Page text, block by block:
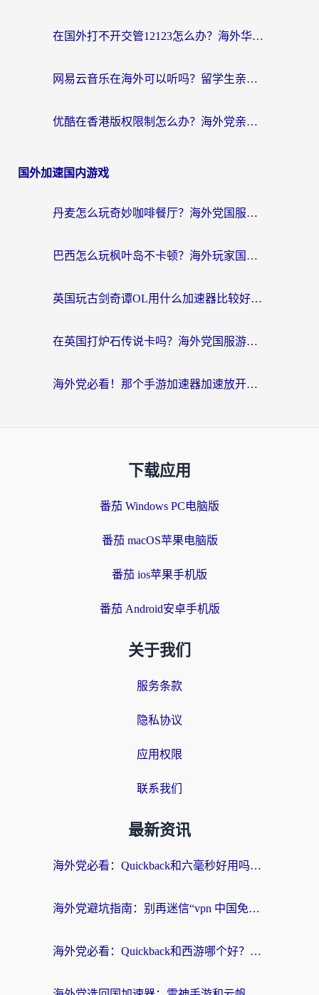
在国外打不开交管12123怎么办？海外华人必看的回国加速全攻略
网易云音乐在海外可以听吗？留学生亲测有效的回国加速方案
优酷在香港版权限制怎么办？海外党亲测有效的追剧加速方案
国外加速国内游戏
丹麦怎么玩奇妙咖啡餐厅？海外党国服游戏加速全攻略（附灌篮高手元气骑士实测）
巴西怎么玩枫叶岛不卡顿？海外玩家国服游戏加速器终极指南（含战双野兽领主提速秘籍）
英国玩古剑奇谭OL用什么加速器比较好？留学生亲测有效的国服游戏加速指南
在英国打炉石传说卡吗？海外党国服游戏不卡顿的终极指南
海外党必看！那个手游加速器加速放开那三国3最好？一篇解决国服游戏卡顿难题
下载应用
番茄 Windows PC电脑版
番茄 macOS苹果电脑版
番茄 ios苹果手机版
番茄 Android安卓手机版
关于我们
服务条款
隐私协议
应用权限
联系我们
最新资讯
海外党必看：Quickback和六毫秒好用吗？3步选对回国加速器，无缝刷国内剧玩游戏
海外党避坑指南：别再迷信“vpn 中国免费”，选对回国加速器才能无缝刷国内资源
海外党必看：Quickback和西游哪个好？3个维度教你选对回国加速器